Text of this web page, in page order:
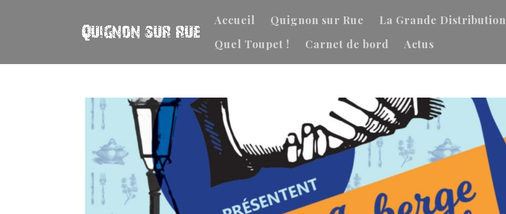
Accueil Quignon sur Rue La Grande Distribution
Quel Toupet !
Carnet de bord Actus